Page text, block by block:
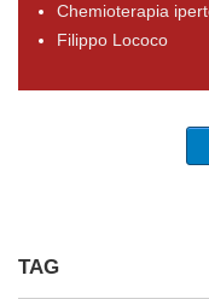
Chemioterapia
Filippo Lococo
TAG